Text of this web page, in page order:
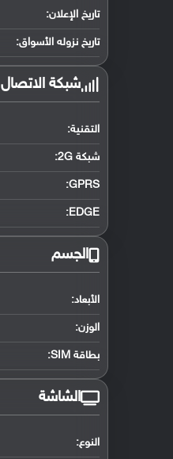
تاريخ الإعلان:
تاريخ نزوله الأسواق:
شبكة الاتصال
التقنية:
شبكة 2G:
GPRS:
EDGE:
الجسم
الأبعاد:
الوزن:
بطاقة SIM:
الشاشة
النوع: